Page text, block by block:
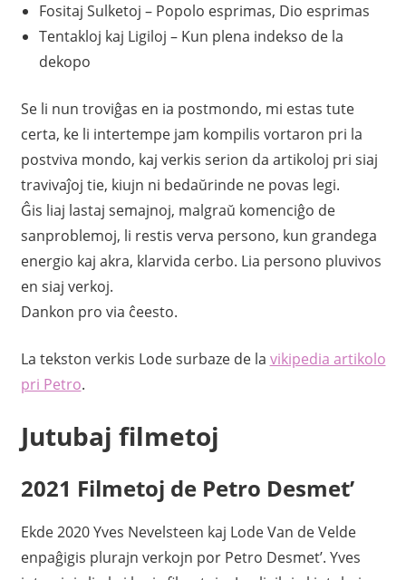
Fositaj Sulketoj – Popolo esprimas, Dio esprimas
Tentakloj kaj Ligiloj – Kun plena indekso de la
dekopo
Se li nun troviĝas en ia postmondo, mi estas tute
certa, ke li intertempe jam kompilis vortaron pri la
postviva mondo, kaj verkis serion da artikoloj pri siaj
travivaĵoj tie, kiujn ni bedaŭrinde ne povas legi.
Ĝis liaj lastaj semajnoj, malgraŭ komenciĝo de
sanproblemoj, li restis verva persono, kun grandega
energio kaj akra, klarvida cerbo. Lia persono pluvivos
en siaj verkoj.
Dankon pro via ĉeesto.
La tekston verkis Lode surbaze de la vikipedia artikolo
pri Petro.
Jutubaj filmetoj
2021 Filmetoj de Petro Desmet’
Ekde 2020 Yves Nevelsteen kaj Lode Van de Velde
enpaĝigis plurajn verkojn por Petro Desmet’. Yves